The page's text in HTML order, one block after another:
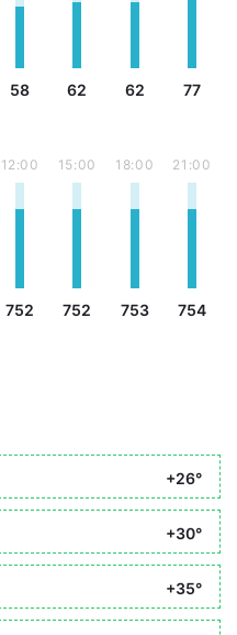
58 62 62 77
12:00
752
15:00
752
18:00
753
21:00
754
+26°
+30°
+35°